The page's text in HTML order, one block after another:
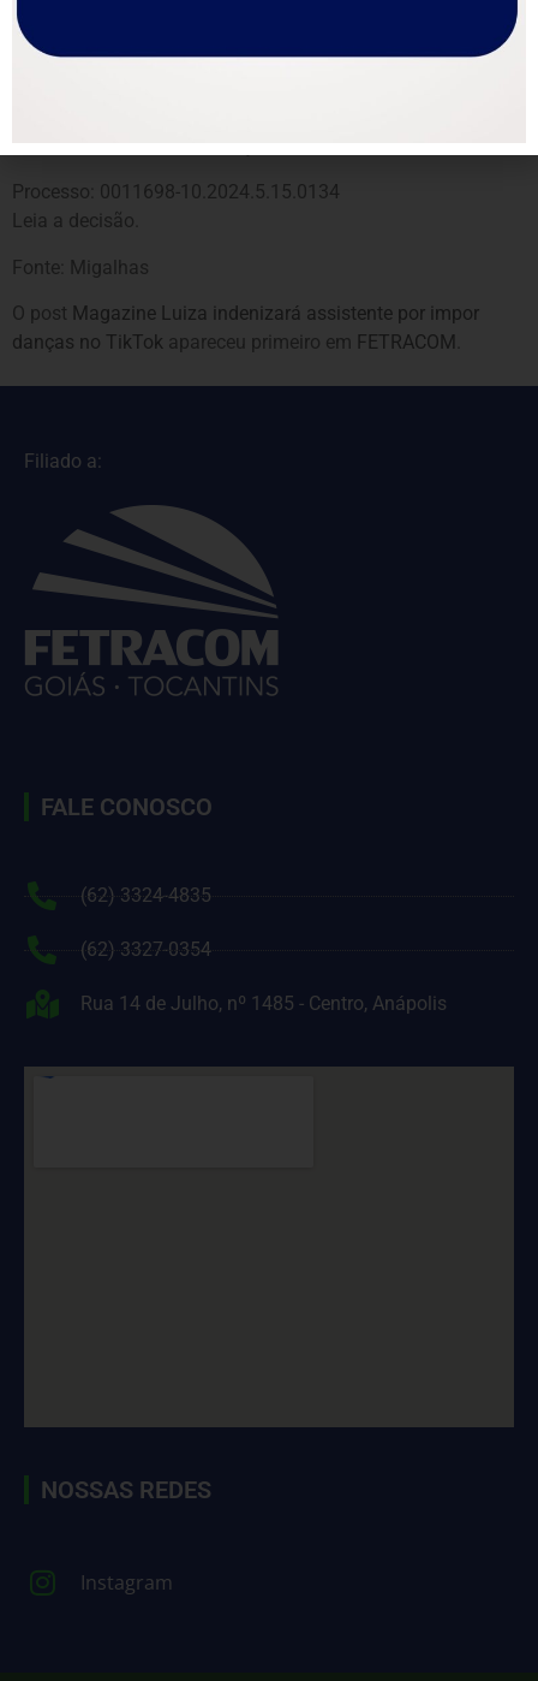
omissão patronal em garantir a higidez do ambiente
laboral.”
Processo: 0011698-10.2024.5.15.0134
Leia a decisão.
Fonte: Migalhas
O post Magazine Luiza indenizará assistente por impor
danças no TikTok apareceu primeiro em FETRACOM
Filiado a:
FALE CONOSCO
(62) 3324-4835
(62) 3327-0354
Rua 14 de Julho, nº 1485 - Centro, Anápolis
NOSSAS REDES
Instagram